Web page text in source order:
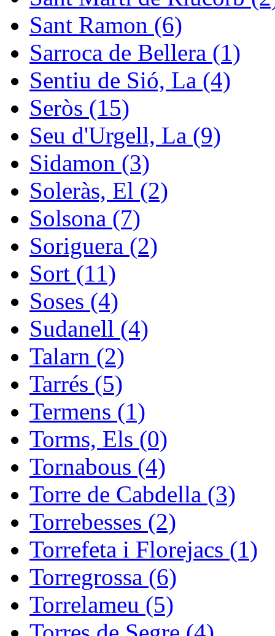
Sant Ramon (6)
Sarroca de Bellera (1)
Sentiu de Sió, La (4)
Seròs (15)
Seu d'Urgell, La (9)
Sidamon (3)
Soleràs, El (2)
Solsona (7)
Soriguera (2)
Sort (11)
Soses (4)
Sudanell (4)
Talarn (2)
Tarrés (5)
Termens (1)
Torms, Els (0)
Tornabous (4)
Torre de Cabdella (3)
Torrebesses (2)
Torrefeta i Florejacs (1)
Torregrossa (6)
Torrelameu (5)